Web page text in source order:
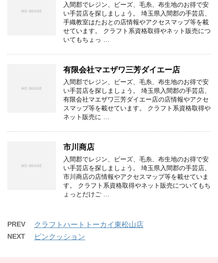
入間郡でレジン、ビーズ、毛糸、布生地のお得で安
い手芸店を探しましょう。 埼玉県入間郡の手芸店、
手織教室はたおとの店情報やアクセスマップ等を載
せています。 クラフト系資格取得やネット販売につ
いてもちょっ …
有限会社マエザワ三芳ダイエー店
入間郡でレジン、ビーズ、毛糸、布生地のお得で安
い手芸店を探しましょう。 埼玉県入間郡の手芸店、
有限会社マエザワ三芳ダイエー店の店情報やアクセ
スマップ等を載せています。 クラフト系資格取得や
ネット販売に …
市川商店
入間郡でレジン、ビーズ、毛糸、布生地のお得で安
い手芸店を探しましょう。 埼玉県入間郡の手芸店、
市川商店の店情報やアクセスマップ等を載せていま
す。 クラフト系資格取得やネット販売についてもち
ょっとだけご …
PREV クラフトハートトーカイ東松山店
NEXT ピンクッション